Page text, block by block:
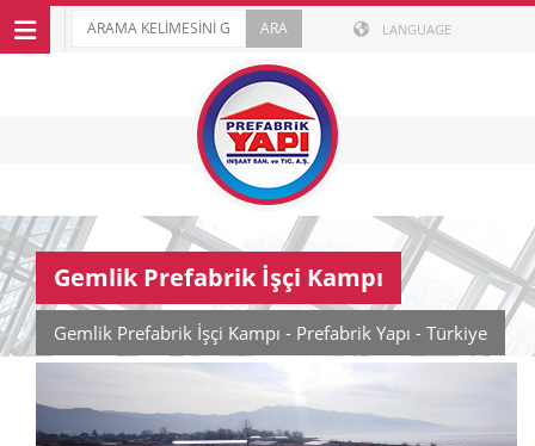
LANGUAGE
Gemlik Prefabrik İşçi Kampı
Gemlik Prefabrik İşçi Kampı - Prefabrik Yapı - Türkiye